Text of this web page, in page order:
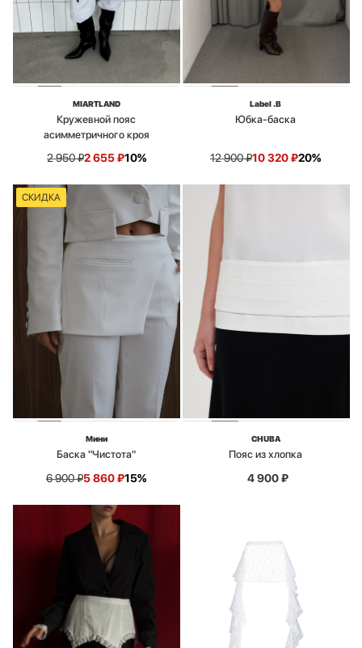
MIARTLAND
Кружевной пояс
асимметричного кроя
2 950₽2 655₽10%
Label .B
Юбка-баска
12 900₽10 320₽20%
СКИДКА
Мини
Баска "Чистота"
6 900₽5 860₽15%
CHUBA
Пояс из хлопка
4 900₽